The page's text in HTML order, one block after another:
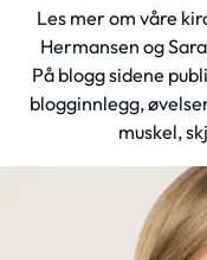
Les mer om våre
Hermansen og
På blogg sidene
blogginnlegg,
muskel,